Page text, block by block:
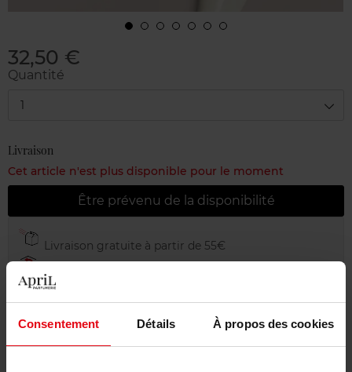
Consentement Détails À propos des cookies
32,50 €
Quantité
1
Livraison
Cet article n'est plus disponible pour le moment
Être prévenu de la disponibilité
Livraison gratuite à partir de 55€
Retour gratuit dans votre magasin
Emballage cadeau offert